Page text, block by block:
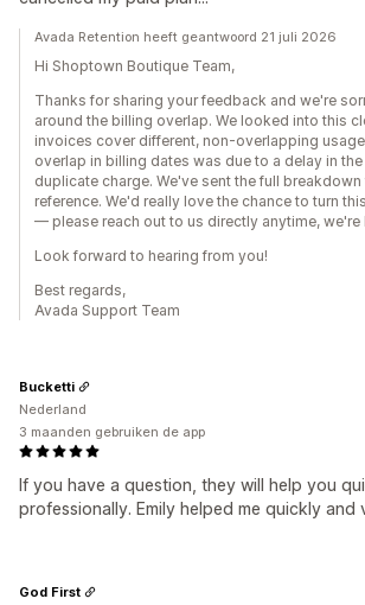
Avada Retention heeft geantwoord 21 juli 2026
Hi Shoptown Boutique Team,
Thanks for sharing your feedback and we're
around the billing overlap. We looked into this
invoices cover different, non-overlapping
overlap in billing dates was due to a delay in
duplicate charge. We've sent the full
reference. We'd really love the chance to turn
— please reach out to us directly anytime, we're
Look forward to hearing from you!
Best regards,
Avada Support Team
If you have a question, they will help you
professionally. Emily helped me quickly and
Bucketti
Nederland
3 maanden gebruiken de app
God First